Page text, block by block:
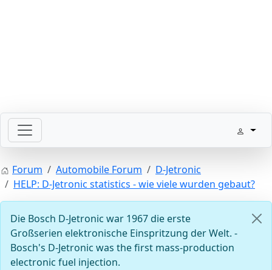
Willkommen mit der Zündung
Forum Automobile Forum
D-Jetronic
HELP: D-Jetronic statistics - wie viele wurden gebaut?
Die Bosch D-Jetronic war 1967 die erste
Großserien elektronische Einspritzung der Welt. -
Bosch's D-Jetronic was the first mass-production
electronic fuel injection.